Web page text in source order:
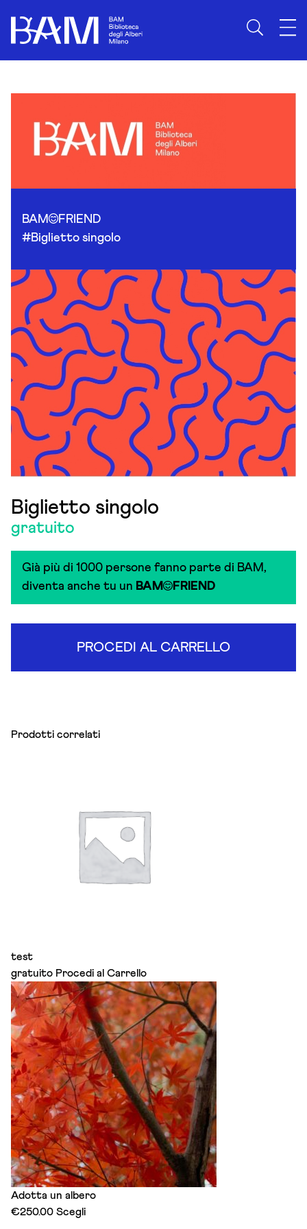
BAM
FRIEND
#Biglietto singolo
Biglietto singolo
gratuito
Già più di 1000 persone fanno parte di BAM,
diventa anche tu un BAM FRIEND
PROCEDI AL CARRELLO
Prodotti correlati
test
gratuito Procedi al Carrello
Adotta un albero
€250.00 ScegliThis